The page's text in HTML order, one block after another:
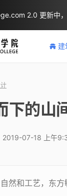
建
下的山
2019-07-18 上午
然和工艺，东方
2.0 更新中，